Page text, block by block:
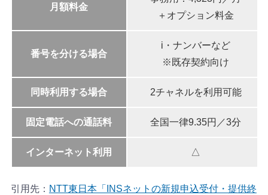
月額料金
＋オプション料金
番号を分ける場合
i・ナンバーなど
※既存契約向け
同時利用する場合 2チャネルを利用可能
固定電話への通話料 全国一律9.35円／3分
インターネット利用 △
引用先： NTT東日本「INSネットの新規申込受付・提供終